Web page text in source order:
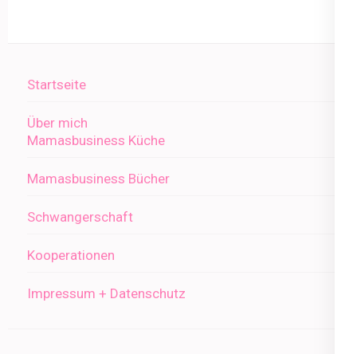
Startseite
Über mich
Mamasbusiness Küche
Mamasbusiness Bücher
Schwangerschaft
Kooperationen
Impressum + Datenschutz